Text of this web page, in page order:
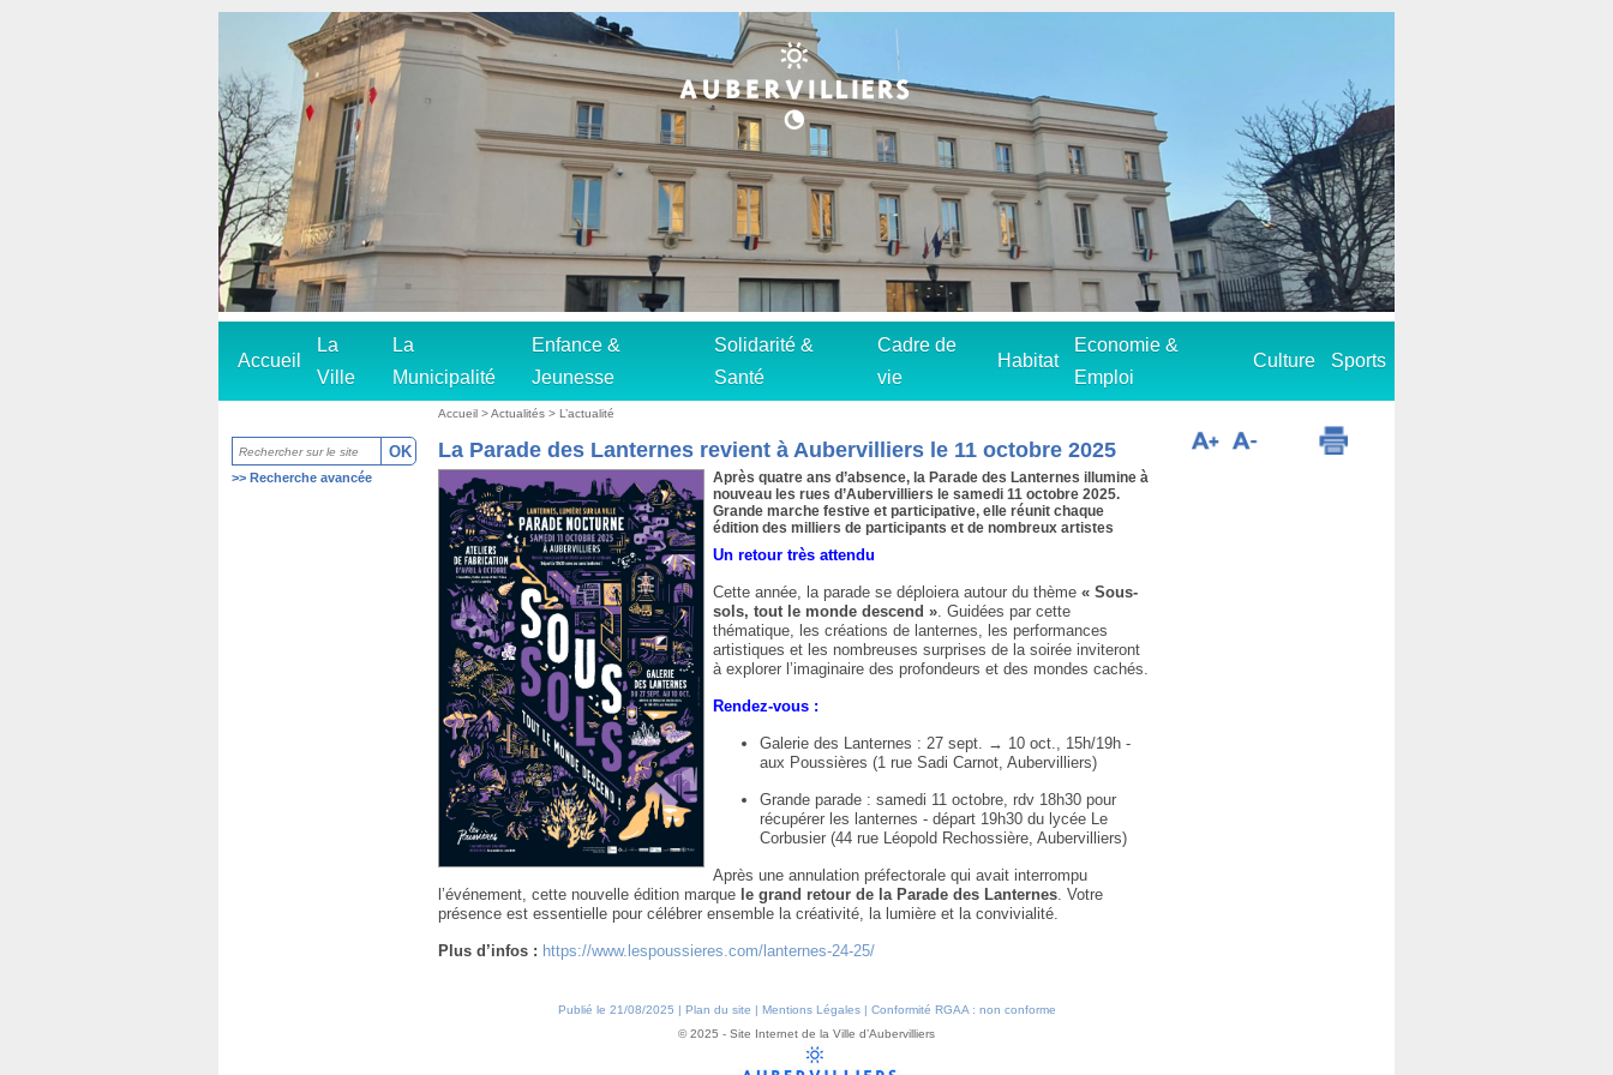
Accueil
La
Ville
La
Municipalité
Enfance &
Jeunesse
Solidarité &
Santé
Cadre de
vie
Habitat
Economie &
Emploi
Culture Sports
>> Recherche avancée
Accueil > Actualités > L’actualité
La Parade des Lanternes revient à Aubervilliers le 11 octobre 2025
Après quatre ans d’absence, la Parade des Lanternes illumine à
nouveau les rues d’Aubervilliers le samedi 11 octobre 2025.
Grande marche festive et participative, elle réunit chaque
édition des milliers de participants et de nombreux artistes
Un retour très attendu
Cette année, la parade se déploiera autour du thème« Sous-
sols, tout le monde descend ». Guidées par cette
thématique, les créations de lanternes, les performances
artistiques et les nombreuses surprises de la soirée inviteront
à explorer l’imaginaire des profondeurs et des mondes cachés.
Rendez-vous :
Galerie des Lanternes : 27 sept. → 10 oct., 15h/19h -
aux Poussières (1 rue Sadi Carnot, Aubervilliers)
Grande parade : samedi 11 octobre, rdv 18h30 pour
récupérer les lanternes - départ 19h30 du lycée Le
Corbusier (44 rue Léopold Rechossière, Aubervilliers)
Après une annulation préfectorale qui avait interrompu
l’événement, cette nouvelle édition marque le grand retour de la Parade des Lanternes. Votre
présence est essentielle pour célébrer ensemble la créativité, la lumière et la convivialité.
Plus d’infos : https://www.lespoussieres.com/lanternes-24-25/
Publié le 21/08/2025 | Plan du site | Mentions Légales| Conformité RGAA : non conforme
© 2025 - Site Internet de la Ville d’Aubervilliers